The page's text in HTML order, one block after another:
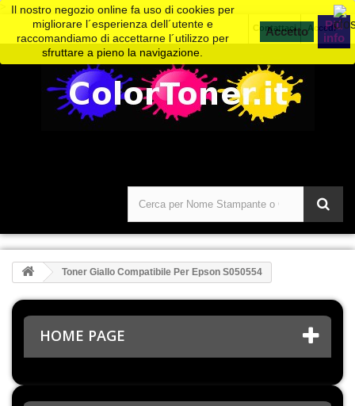
Accedi
Contattaci
Il nostro negozio online fa uso di cookies per
migliorare l´esperienza dell´utente e
raccomandiamo di accettarne l´utilizzo per
sfruttare a pieno la navigazione.
Piú
info
Toner Giallo Compatibile Per Epson S050554
HOME PAGE